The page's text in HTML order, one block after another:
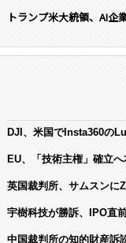
トランプ米大統領、AI企
DJI、米国でInsta360の
EU、「技術主権」確立
英国裁判所、サムスンに
宇樹科技が勝訴、IPO直
中国裁判所の知的財産